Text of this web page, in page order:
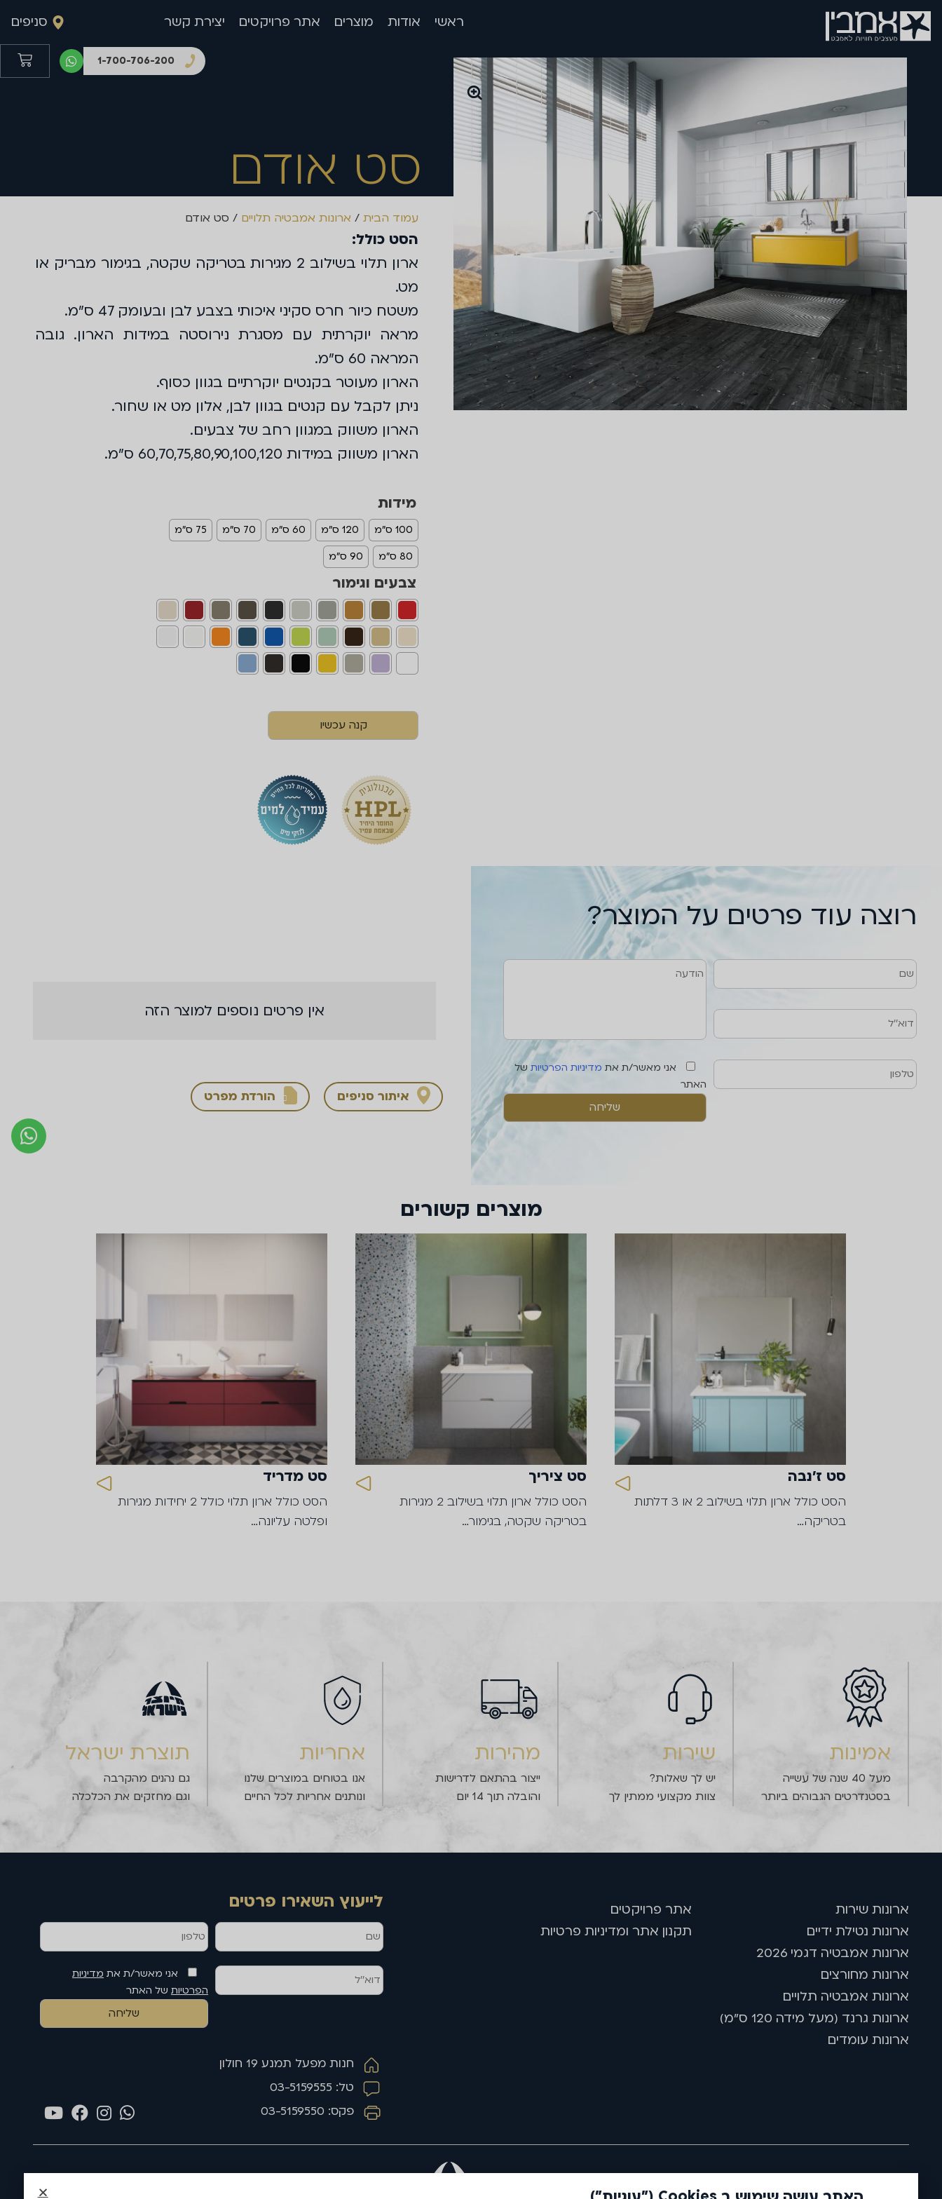
ראשי אודות מוצרים אתר פרויקטים יצירת קשר סניפים
1-700-706-200
סט אודם
עמוד הבית / ארונות אמבטיה תלויים / סט אודם
הסט כולל:
ארון תלוי בשילוב 2 מגירות בטריקה שקטה, בגימור מבריק או
מט.
משטח כיור חרס סקיני איכותי בצבע לבן ובעומק 47 ס"מ.
מראה יוקרתית עם מסגרת נירוסטה במידות הארון. גובה
המראה 60 ס"מ.
הארון מעוטר בקנטים יוקרתיים בגוון כסוף.
ניתן לקבל עם קנטים בגוון לבן, אלון מט או שחור.
הארון משווק במגוון רחב של צבעים.
הארון משווק במידות 60,70,75,80,90,100,120 ס"מ.
מידות
100 ס"מ 120 ס"מ 60 ס"מ 70 ס"מ
75 ס"מ
80 ס"מ
90 ס"מ
צבעים וגימור
קנה עכשיו
רוצה עוד פרטים על המוצר?
שם
הודעה
דוא''ל
טלפון
אני מאשר/ת את מדיניות הפרטיות של
האתר
אין פרטים נוספים למוצר הזה
איתור סניפים  הורדת מפרט
מוצרים קשורים
סט ז׳נבה
הסט כולל ארון תלוי בשילוב 2 או 3 דלתות
בטריקה…
סט ציריך
הסט כולל ארון תלוי בשילוב 2 מגירות
בטריקה שקטה, בגימור…
סט מדריד
הסט כולל ארון תלוי כולל 2 יחידות מגירות
ופלטה עליונה…
אמינות
מעל 40 שנה של עשייה
בסטנדרטים הגבוהים ביותר
שירות
יש לך שאלות?
צוות מקצועי ממתין לך
מהירות
ייצור בהתאם לדרישות
והובלה תוך 14 יום
אחריות
אנו בטוחים במוצרים שלנו
ונותנים אחריות לכל החיים
תוצרת ישראל
גם נהנים מהקרבה
וגם מחזקים את הכלכלה
ארונות שירות
ארונות נטילת ידיים
ארונות אמבטיה דגמי 2026
ארונות מחורצים
ארונות אמבטיה תלויים
ארונות גרנד (מעל מידה 120 ס"מ)
ארונות עומדים
אתר פרויקטים
תקנון אתר ומדיניות פרטיות
לייעוץ השאירו פרטים
אני מאשר/ת את מדיניות
הפרטיות של האתר
חנות מפעל תמנע 19 חולון
טל: 03-5159555
פקס: 03-5159550